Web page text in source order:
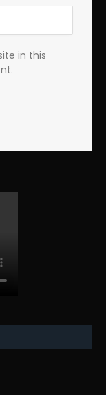
in this